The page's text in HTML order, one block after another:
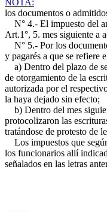
NOTA:
los documentos o
N° 4.- El impuesto del
Art.1°, 5. mes siguiente a
N° 5.- Por los
y pagarés a que se refiere
a) Dentro del plazo de
de otorgamiento de la
autorizada por el
la haya dejado sin efecto;
b) Dentro del mes
protocolizaron las
tratándose de protesto de
Los impuestos que
los funcionarios allí
señalados en las letras